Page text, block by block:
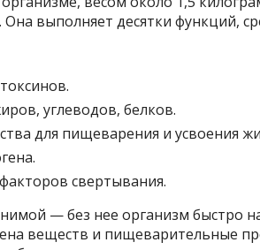
выполняет десятки функций,
углеводов, белков.
для пищеварения и усвоения
свертывания.
— без нее организм быстро
веществ и пищеварительные